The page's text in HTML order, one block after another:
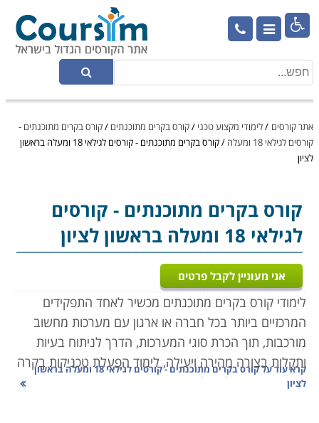

אתר קורסים /לימודי מקצוע טכני /קורס בקרים מתוכנתים /קורס בקרים מתוכנתים -
קורסים לגילאי 18 ומעלה
/
קורס בקרים מתוכנתים - קורסים לגילאי 18 ומעלה בראשון
לציון
קורס בקרים מתוכנתים - קורסים
לגילאי 18 ומעלה בראשון לציון
אני מעוניין לקבל פרטים
לימודי קורס בקרים מתוכנתים מכשיר לאחד התפקידים
המרכזיים ביותר בכל חברה או ארגון עם מערכות מחשוב
מורכבות, תוך הכרת סוגי המערכות, הדרך לניתוח בעיות
ותקלות בצורה מהירה ויעילה, לימוד הפעלת טכניקות בקרה
שונות ופיקוח על האלמנטים הרבים המרכיבים את המערכת
קרא עוד על
קורס בקרים מתוכנתים - קורסים לגילאי 18 ומעלה בראשון
לציון